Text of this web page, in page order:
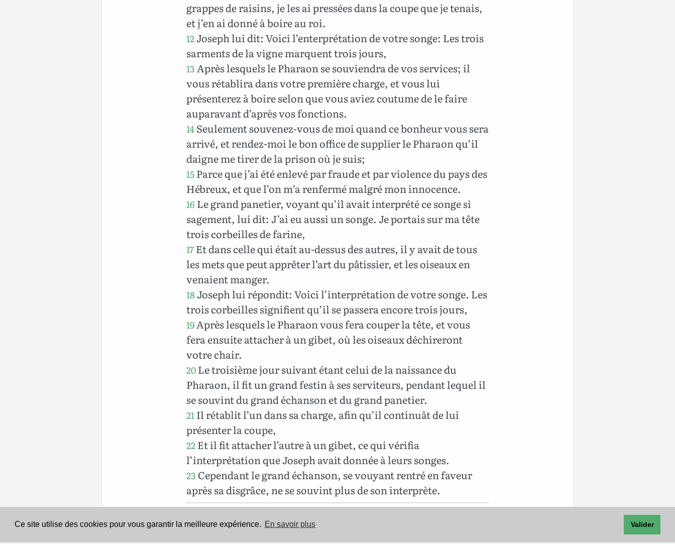
Ce site utilise des cookies pour vous garantir la meilleure expérience. En savoir plus Valider
grappes de raisins, je les ai pressées dans la coupe que je tenais,
et j’en ai donné à boire au roi.
12Joseph lui dit: Voici l’enterprétation de votre songe: Les trois
sarments de la vigne marquent trois jours,
13Après lesquels le Pharaon se souviendra de vos services; il
vous rétablira dans votre première charge, et vous lui
présenterez à boire selon que vous aviez coutume de le faire
auparavant d’après vos fonctions.
14Seulement souvenez-vous de moi quand ce bonheur vous sera
arrivé, et rendez-moi le bon office de supplier le Pharaon qu’il
daigne me tirer de la prison où je suis;
15Parce que j’ai été enlevé par fraude et par violence du pays des
Hébreux, et que l’on m’a renfermé malgré mon innocence.
16 Le grand panetier, voyant qu’il avait interprété ce songe si
sagement, lui dit: J’ai eu aussi un songe. Je portais sur ma tête
trois corbeilles de farine,
17Et dans celle qui était au-dessus des autres, il y avait de tous
les mets que peut apprêter l’art du pâtissier, et les oiseaux en
venaient manger.
18Joseph lui répondit: Voici l’interprétation de votre songe. Les
trois corbeilles signifient qu’il se passera encore trois jours,
19Après lesquels le Pharaon vous fera couper la tête, et vous
fera ensuite attacher à un gibet, où les oiseaux déchireront
votre chair.
20Le troisième jour suivant étant celui de la naissance du
Pharaon, il fit un grand festin à ses serviteurs, pendant lequel il
se souvint du grand échanson et du grand panetier.
21Il rétablit l’un dans sa charge, afin qu’il continuât de lui
présenter la coupe,
22Et il fit attacher l’autre à un gibet, ce qui vérifia
l’interprétation que Joseph avait donnée à leurs songes.
23 Cependant le grand échanson, se vouyant rentré en faveur
après sa disgrâce, ne se souvint plus de son interprète.
Cette Bible est dans le domaine public.